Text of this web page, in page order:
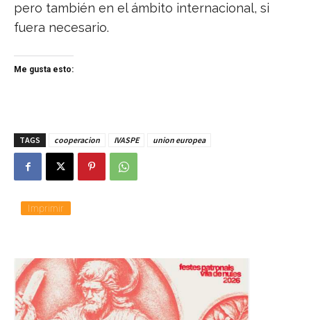
pero también en el ámbito internacional, si
fuera necesario.
Me gusta esto:
TAGS cooperacion IVASPE union europea
Imprimir